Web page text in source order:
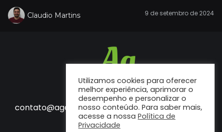
Claudio Martins 9 de setembro de 2024
Fale conosco
contato@agenciaf12.com.br
Utilizamos cookies para oferecer
melhor experiência, aprimorar o
desempenho e personalizar o
nosso conteúdo. Para saber mais,
acesse a nossa Política de
Privacidade